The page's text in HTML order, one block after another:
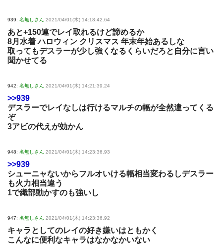
939: 名無しさん 2021/04/01(木) 14:18:42.64
あと+150連でレイ取れるけど諦めるか
8月水着 ハロウィン クリスマス 年末年始あるしな
取ってもデスラーが少し強くなるくらいだろと自分に言い
聞かせてる
942: 名無しさん 2021/04/01(木) 14:21:39.24
>>939
デスラーでレイなしは行けるマルチの幅が全然違ってくる
ぞ
3アビの代えが効かん
948: 名無しさん 2021/04/01(木) 14:23:36.93
>>939
シューニャないからフルオいける幅相当変わるしデスラー
も火力相当違う
1で織部動かすのも強いし
947: 名無しさん 2021/04/01(木) 14:23:36.92
キャラとしてのレイの好き嫌いはともかく
こんなに便利なキャラはなかなかいない